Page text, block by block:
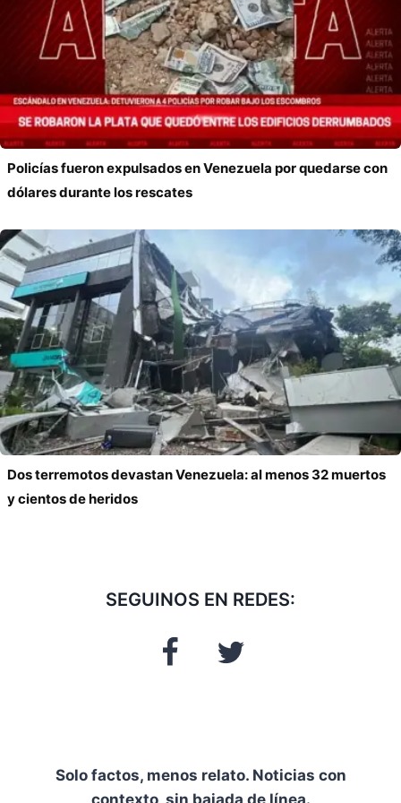
Policías fueron expulsados en Venezuela por quedarse con
dólares durante los rescates
Dos terremotos devastan Venezuela: al menos 32 muertos
y cientos de heridos
SEGUINOS EN REDES:
Solo factos, menos relato. Noticias con